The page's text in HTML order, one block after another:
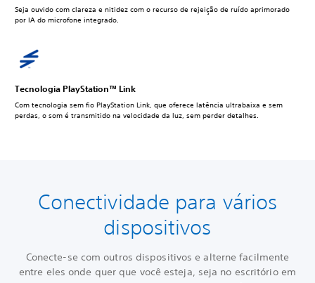
Seja ouvido com clareza e nitidez com o recurso de rejeição de ruído aprimorado
por IA do microfone integrado.
Tecnologia PlayStation™ Link
Com tecnologia sem fio PlayStation Link, que oferece latência ultrabaixa e sem
perdas, o som é transmitido na velocidade da luz, sem perder detalhes.
Conectividade para vários
dispositivos
Conecte-se com outros dispositivos e alterne facilmente
entre eles onde quer que você esteja, seja no escritório em